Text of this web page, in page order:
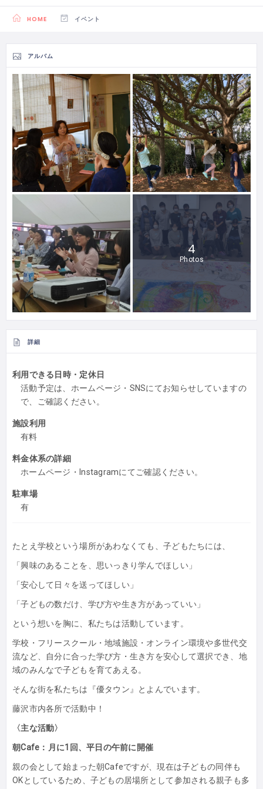
HOME イベント
アルバム
4
Photos
詳細
利用できる日時・定休日
活動予定は、ホームページ・SNSにてお知らせしていますの
で、ご確認ください。
施設利用
有料
料金体系の詳細
ホームページ・Instagramにてご確認ください。
駐車場
有
たとえ学校という場所があわなくても、子どもたちには、
「興味のあることを、思いっきり学んでほしい」
「安心して日々を送ってほしい」
「子どもの数だけ、学び方や生き方があっていい」
という想いを胸に、私たちは活動しています。
学校・フリースクール・地域施設・オンライン環境や多世代交
流など、自分に合った学び方・生き方を安心して選択でき、地
域のみんなで子どもを育てあえる。
そんな街を私たちは『優タウン』とよんでいます。
藤沢市内各所で活動中！
〈主な活動〉
朝Cafe：月に1回、平日の午前に開催
親の会として始まった朝Cafeですが、現在は子どもの同伴も
OKとしているため、子どもの居場所として参加される親子も多